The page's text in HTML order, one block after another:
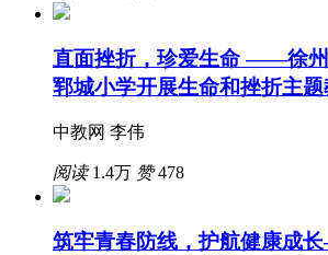
直面挫折，珍爱生命 ——徐
郓城小学开展生命和挫折主
中教网 李伟
阅读1.4万 赞478
筑牢青春防线，护航健康成